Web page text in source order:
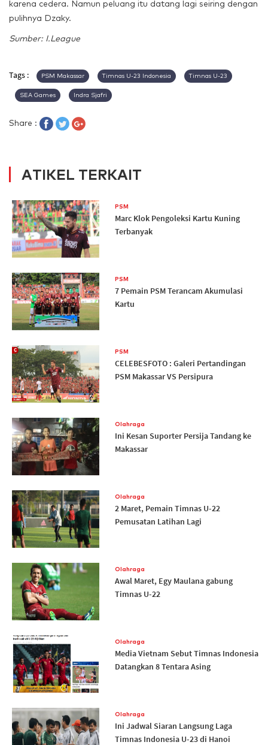
karena cedera. Namun peluang itu datang lagi seiring dengan
pulihnya Dzaky.
Sumber: I.League
Tags : PSM Makassar Timnas U-23 Indonesia Timnas U-23
SEA Games Indra Sjafri
Share :
ATIKEL TERKAIT
PSM
Marc Klok Pengoleksi Kartu Kuning
Terbanyak
PSM
7 Pemain PSM Terancam Akumulasi
Kartu
PSM
CELEBESFOTO : Galeri Pertandingan
PSM Makassar VS Persipura
Olahraga
Ini Kesan Suporter Persija Tandang ke
Makassar
Olahraga
2 Maret, Pemain Timnas U-22
Pemusatan Latihan Lagi
Olahraga
Awal Maret, Egy Maulana gabung
Timnas U-22
Olahraga
Media Vietnam Sebut Timnas Indonesia
Datangkan 8 Tentara Asing
Olahraga
Ini Jadwal Siaran Langsung Laga
Timnas Indonesia U-23 di Hanoi